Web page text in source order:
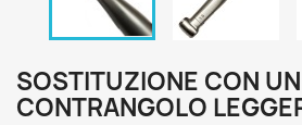
SOSTITUZIONE CON
CONTRANGOLO